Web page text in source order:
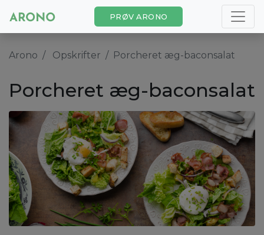
PRØV ARONO
Arono Opskrifter Porcheret æg-baconsalat
Porcheret æg-baconsalat